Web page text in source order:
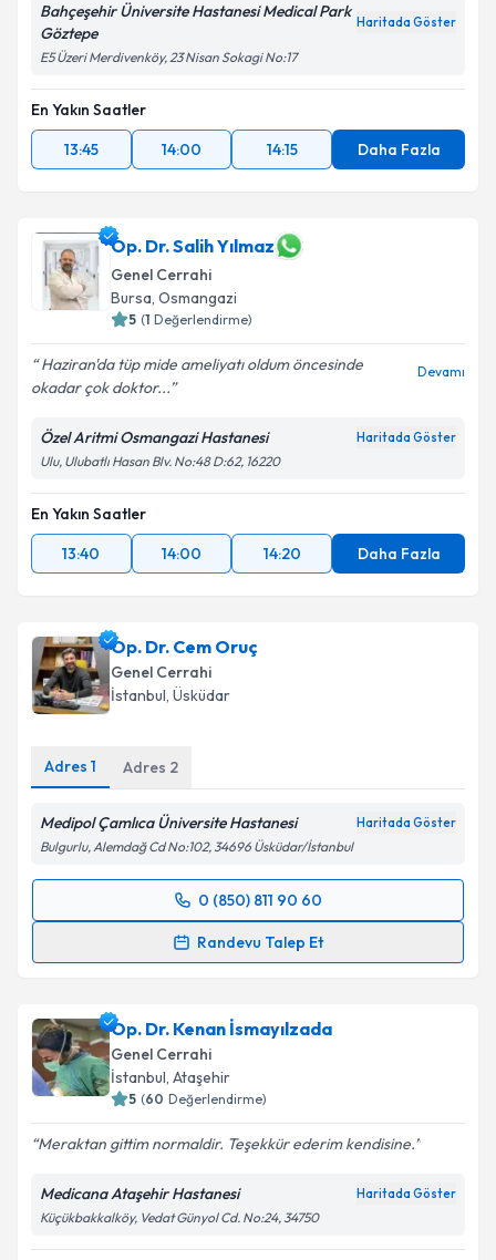
Bahçeşehir Üniversite Hastanesi Medical Park
Göztepe
Haritada Göster
E5 Üzeri Merdivenköy, 23 Nisan Sokagi No:17
En Yakın Saatler
13:45
14:00 14:15 Daha Fazla
Op. Dr. Salih Yılmaz
Genel Cerrahi
Bursa, Osmangazi
5 (1 Değerlendirme)
Haziran'da tüp mide ameliyatı oldum öncesinde
okadar çok doktor...
Devamı
Özel Aritmi Osmangazi Hastanesi Haritada Göster
Ulu, Ulubatlı Hasan Blv. No:48 D:62, 16220
En Yakın Saatler
13:40
14:00 14:20 Daha Fazla
Op. Dr. Cem Oruç
Genel Cerrahi
İstanbul, Üsküdar
Adres 1 Adres 2
Medipol Çamlıca Üniversite Hastanesi Haritada Göster
Bulgurlu, Alemdağ Cd No:102, 34696 Üsküdar/İstanbul
0 (850) 811 90 60
Randevu Talep Et
Randevu Takvimi Talebi
takvim hazırlandığında e-posta ile bilgilendireceğiz.
E-posta Adresiniz
Metni'ni okudum ve kişisel verilerimin belirtilen
kapsamda işlenmesini kabul ediyorum.
Op. Dr. Kenan İsmayılzada
Genel Cerrahi
İstanbul, Ataşehir
5 (60 Değerlendirme)
Meraktan gittim normaldir. Teşekkür ederim kendisine.
Medicana Ataşehir Hastanesi Haritada Göster
Küçükbakkalköy, Vedat Günyol Cd. No:24, 34750